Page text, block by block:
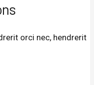
orci nec, hendrerit